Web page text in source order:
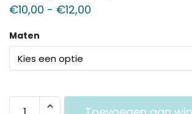
€10,00 - €12,00
Maten